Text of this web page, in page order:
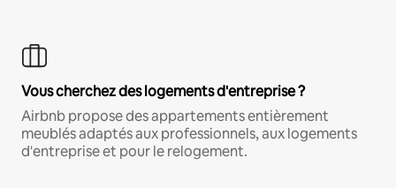
Vous cherchez des logements d'entreprise ?
Airbnb propose des appartements entièrement
meublés adaptés aux professionnels, aux logements
d'entreprise et pour le relogement.